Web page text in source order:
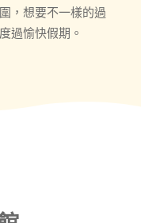
，想要不一樣的過
過愉快假期。